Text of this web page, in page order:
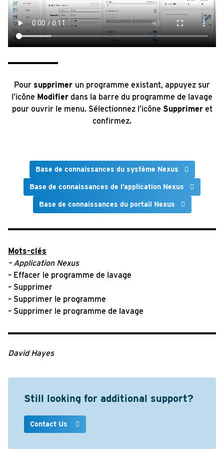
Pour supprimer un programme existant, appuyez sur
l’icône Modifier dans la barre du programme de lavage
pour ouvrir le menu. Sélectionnez l’icône Supprimeret
confirmez.
Base de connaissances du système Nexus
Base de connaissances de l’application Nexus
Base de connaissances du portail Nexus
Mots-clés
– Application Nexus
– Effacer le programme de lavage
– Supprimer
– Supprimer le programme
– Supprimer le programme de lavage
David Hayes
Still looking for additional support?
Contact Us